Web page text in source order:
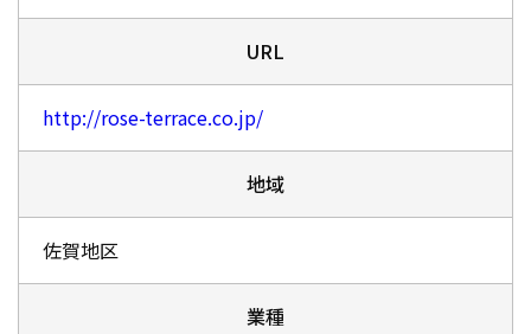
URL
http://rose-terrace.co.jp/
地域
佐賀地区
業種